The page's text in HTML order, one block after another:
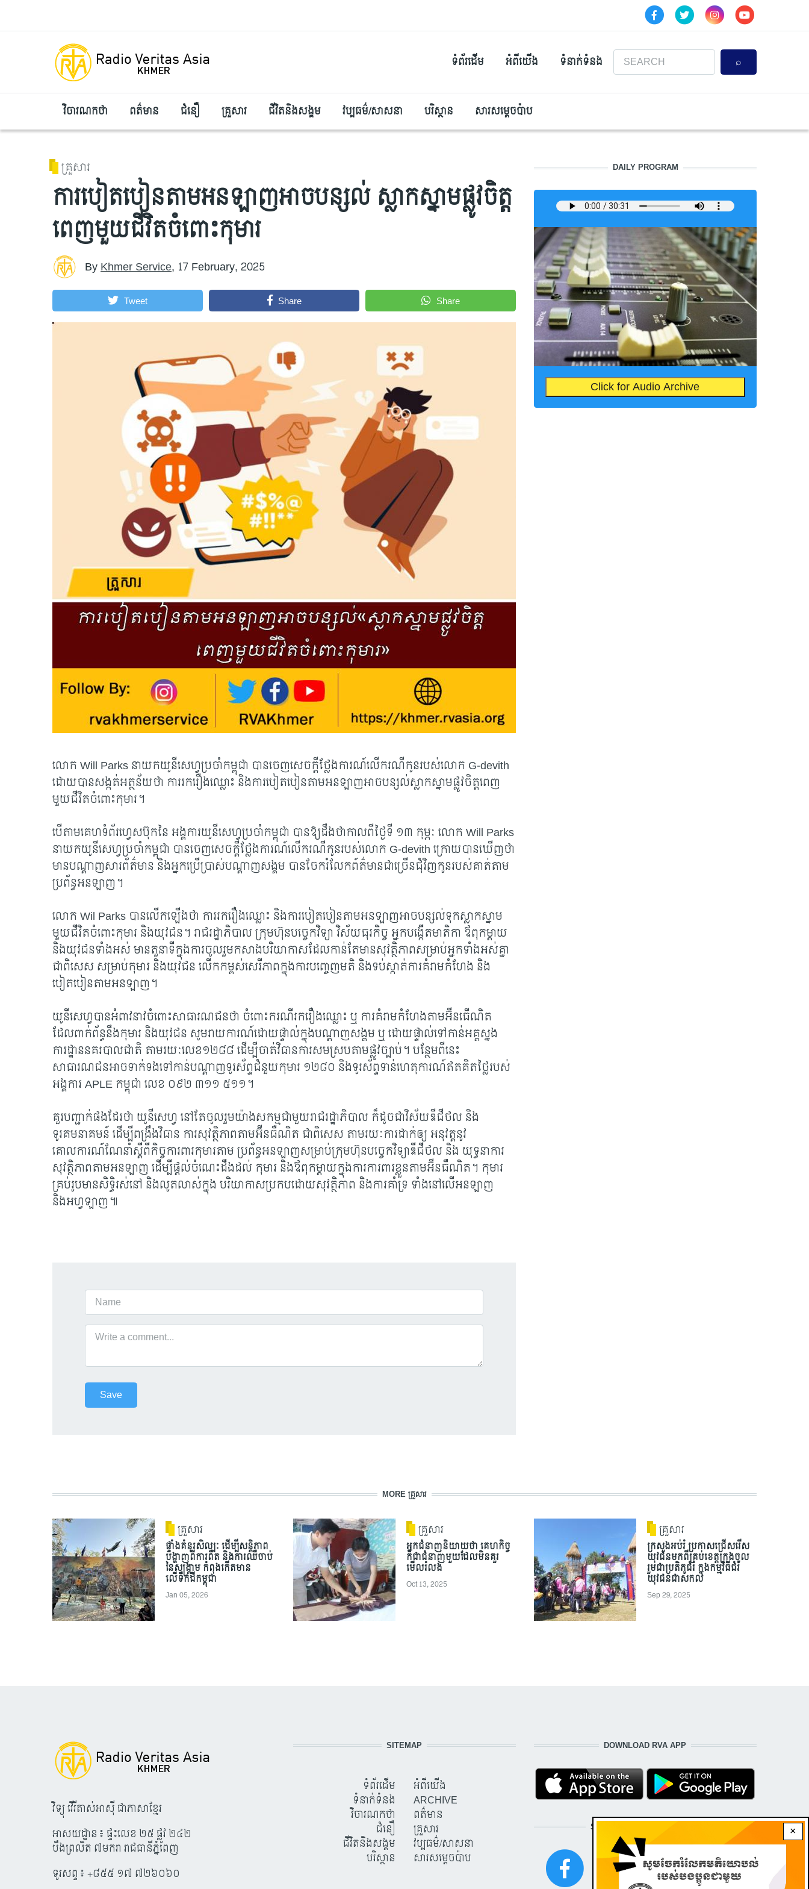
ទំព័រដើម អំពីយើង ទំនាក់ទំនង Search
វិចារណកថា ពត៌មាន ជំនឿ គ្រួសារ ជីវិតនិងសង្គម វប្បធម៌/សាសនា បរិស្ថាន សារសម្តេចប៉ាប
គ្រួសារ
ការបៀតបៀនតាមអនឡាញអាចបន្សល់ ស្លាកស្នាមផ្លូវចិត្ត
ពេញមួយជីវិតចំពោះកុមារ
ByKhmer Service, 17 February, 2025
Tweet Share Share
លោកWill Parks នាយកយូនីសេហ្វប្រចាំកម្ពុជា បានចេញសេចក្តីថ្លែងការណ៍លើករណីកូនរបស់លោក G-devith
ដោយបានសង្កត់អត្ថន័យថា ការរករឿងឈ្លោះ និងការបៀតបៀនតាមអនឡាញអាចបន្សល់ស្លាកស្នាមផ្លូវចិត្តពេញ
មួយជីវិតចំពោះកុមារ។
បើតាមគេហទំព័រហ្វេសប៊ុកនៃ អង្គការយូនីសេហ្វប្រចាំកម្ពុជា បានឱ្យដឹងថាកាលពីថ្ងៃទី ១៣ កុម្ភៈ លោកWill Parks
នាយកយូនីសេហ្វប្រចាំកម្ពុជា បានចេញសេចក្តីថ្លែងការណ៍លើករណីកូនរបស់លោក G-devith ក្រោយបានឃើញថា
មានបណ្តាញសារព័ត៌មាន និងអ្នកប្រើប្រាស់បណ្តាញសង្គម បានចែករំលែកព៍ត៌មានជាច្រើនជុំវិញកូនរបស់គាត់តាម
ប្រព័ន្ធអនឡាញ។
លោកWil Parks បានលើកឡើងថា ការរករឿងឈ្លោះ និងការបៀតបៀនតាមអនឡាញអាចបន្សល់ទុកស្លាកស្នាម
មួយជីវិតចំពោះកុមារ និងយុវជន។ រាជរដ្ឋាភិបាល ក្រុមហ៊ុនបច្ចេកវិទ្យា វិស័យធុរកិច្ច អ្នកបង្កើតមាតិកា ឪពុកម្តាយ
និងយុវជនទាំងអស់ មានតួនាទីក្នុងការចូលរួមកសាងបរិយាកាសដែលកាន់តែមានសុវត្ថិភាពសម្រាប់អ្នកទាំងអស់គ្នា
ជាពិសេស សម្រាប់កុមារ និងយុវជន លើកកម្ពស់សេរីភាពក្នុងការបញ្ចេញមតិ និងទប់ស្កាត់ការគំរាមកំហែង និង
បៀតបៀនតាមអនឡាញ។
យូនីសេហ្វបានអំពាវនាវចំពោះសាធារណជនថា ចំពោះករណីរករឿងឈ្លោះ ឬ ការគំរាមកំហែងតាមអ៊ីនធើណិត
ដែលពាក់ព័ន្ធនឹងកុមារ និងយុវជន សូមរាយការណ៍ដោយផ្ទាល់ក្នុងបណ្តាញសង្គម ឬ ដោយផ្ទាល់ទៅកាន់អគ្គស្នង
ការដ្ឋាននគរបាលជាតិ តាមរយៈលេខ​១២៨៨ ដើម្បីចាត់វិធានការសមស្របតាមផ្លូវច្បាប់។ បន្ថែមពីនេះ
សាធារណជនអាចទាក់ទងទៅកាន់បណ្តាញទូរស័ព្ទជំនួយកុមារ ១២៨០ និងទូរស័ព្ទទាន់ហេតុការណ៍ឥតគិតថ្លៃរបស់
អង្គការAPLE កម្ពុជា លេខ ០៩២ ៣១១ ៥១១។
គួរបញ្ជាក់ផងដែរថា យូនីសេហ្វ នៅតែចូលរួមយ៉ាងសកម្មជាមួយរាជរដ្ឋាភិបាល ក៏ដូចជាវិស័យឌីជីថល និង
ទូរគមនាគមន៍ ដើម្បីពង្រឹងវិធាន ការសុវត្ថិភាពតាមអ៊ីនធឺណិត ជាពិសេស តាមរយៈការដាក់ឲ្យ អនុវត្តនូវ
គោលការណ៍ណែនាំស្តីពីកិច្ចការពារកុមារតាម ប្រព័ន្ធអនឡាញសម្រាប់ក្រុមហ៊ុនបច្ចេកវិទ្យាឌីជីថល និង យុទ្ធនាការ
សុវត្ថិភាពតាមអនឡាញ ដើម្បីផ្តល់ចំណេះដឹងដល់ កុមារ និងឪពុកម្តាយក្នុងការការពារខ្លួនតាមអ៊ីនធឺណិត។ កុមារ
គ្រប់រូបមានសិទ្ធិរស់នៅ និងលូតលាស់ក្នុង បរិយាកាសប្រកបដោយសុវត្ថិភាព និងការគាំទ្រ ទាំងនៅលើអនឡាញ
និងអហ្វឡាញ៕
DAILY PROGRAM
Click for Audio Archive
MORE គ្រួសារ
គ្រួសារ
ផ្ទាំងគំនូរសិល្បៈ ដើម្បីសន្តិភាព
បង្ហាញពីការពិត និងការឈឺចាប់
នៃសង្គ្រាម កំពុងកើតមាន
លើទឹកដីកម្ពុជា
Jan 05, 2026
គ្រួសារ
អ្នកជំនាញនិយាយថា គេហកិច្ច
ក៏ជាជំនាញមួយដែលមិនគួរ
មើលរំលង
Oct 13, 2025
គ្រួសារ
ក្រសួងអប់រំ ប្រកាសជ្រើសរើស
យុវជនមកពីគ្រប់ខេត្តក្រុងចូល
រួមជាប្រតិភូជំរំ ក្នុងកម្មវិធីជំរំ
យុវជនជាសកល
Sep 29, 2025
×
វិទ្យុ វើរីតាស់អាស៊ី ជាភាសាខ្មែរ
អាសយដ្ឋាន៖ ផ្ទះលេខ ២៥ ផ្លូវ ២៤២
បឹងព្រលិត ៧មករា រាជធានីភ្នំពេញ
ទូរសព្ទ៖ +៨៥៥ ១៧ ៧២៦០៦០
SITEMAP
ទំព័រដើម
ទំនាក់ទំនង
វិចារណកថា
ជំនឿ
ជីវិតនិងសង្គម
បរិស្ថាន
អំពីយើង
ARCHIVE
ពត៌មាន
គ្រួសារ
វប្បធម៌/សាសនា
សារសម្តេចប៉ាប
DOWNLOAD RVA APP
STAY CONNECTED WITH US!